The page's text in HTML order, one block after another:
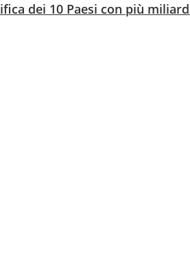
dei 10 Paesi con più